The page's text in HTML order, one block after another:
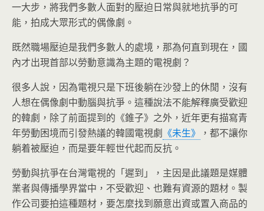
一大步，將我們多數人面對的壓迫日常與就地抗爭的可
能，拍成大眾形式的偶像劇。
既然職場壓迫是我們多數人的處境，那為何直到現在，國
內才出現首部以勞動意識為主題的電視劇？
很多人說，因為電視只是下班後躺在沙發上的休閒，沒有
人想在偶像劇中動腦與抗爭。這種說法不能解釋廣受歡迎
的韓劇，除了前面提到的《錐子》之外，近年更有描寫青
年勞動困境而引發熱議的韓國電視劇 《未生》
，都不讓你
躺着被壓迫，而是要年輕世代起而反抗。
勞動與抗爭在台灣電視的「遲到」，主因是此議題是媒體
業者與傳播學界當中，不受歡迎、也難有資源的題材。製
作公司要拍這種題材，要怎麼找到願意出資或置入商品的